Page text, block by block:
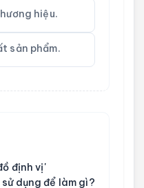
hiệu.
sản phẩm.
định vị'
dụng để làm gì?